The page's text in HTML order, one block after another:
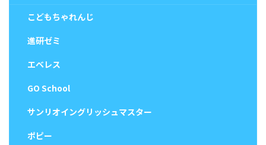
こどもちゃれんじ
進研ゼミ
エベレス
GO School
サンリオイングリッシュマスター
ポピー